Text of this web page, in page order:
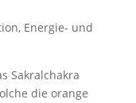
Energie- und
Sakralchakra
die orange